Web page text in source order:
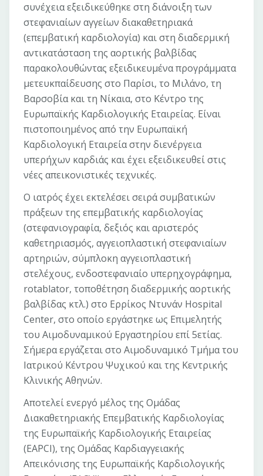
συνέχεια εξειδικεύθηκε στη διάνοιξη των
στεφανιαίων αγγείων διακαθετηριακά
(επεμβατική καρδιολογία) και στη διαδερμική
αντικατάσταση της αορτικής βαλβίδας
παρακολουθώντας εξειδικευμένα προγράμματα
μετευκπαίδευσης στο Παρίσι, το Μιλάνο, τη
Βαρσοβία και τη Νίκαια, στο Κέντρο της
Ευρωπαϊκής Καρδιολογικής Εταιρείας. Είναι
πιστοποιημένος από την Ευρωπαϊκή
Καρδιολογική Εταιρεία στην διενέργεια
υπερήχων καρδιάς και έχει εξειδικευθεί στις
νέες απεικονιστικές τεχνικές.
Ο ιατρός έχει εκτελέσει σειρά συμβατικών
πράξεων της επεμβατικής καρδιολογίας
(στεφανιογραφία, δεξιός και αριστερός
καθετηριασμός, αγγειοπλαστική στεφανιαίων
αρτηριών, σύμπλοκη αγγειοπλαστική
στελέχους, ενδοστεφανιαίο υπερηχογράφημα,
rotablator, τοποθέτηση διαδερμικής αορτικής
βαλβίδας κτλ.) στο Ερρίκος Ντυνάν Hospital
Center, στο οποίο εργάστηκε ως Επιμελητής
του Αιμοδυναμικού Εργαστηρίου επί 5ετίας.
Σήμερα εργάζεται στο Αιμοδυναμικό Τμήμα του
Ιατρικού Κέντρου Ψυχικού και της Κεντρικής
Κλινικής Αθηνών.
Αποτελεί ενεργό μέλος της Ομάδας
Διακαθετηριακής Επεμβατικής Καρδιολογίας
της Ευρωπαϊκής Καρδιολογικής Εταιρείας
(EAPCI), της Ομάδας Καρδιαγγειακής
Απεικόνισης της Ευρωπαϊκής Καρδιολογικής